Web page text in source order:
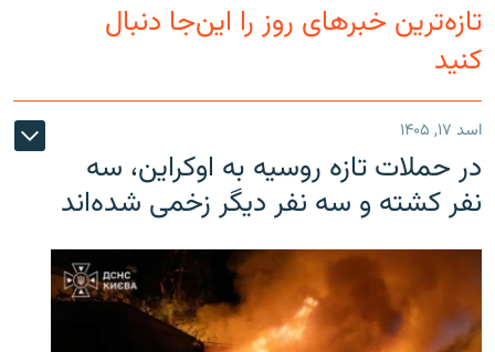
تازه‌ترین خبرهای روز را این‌جا دنبال
کنید
اسد ۱۷, ۱۴۰۵
در حملات تازه روسیه به اوکراین، سه
نفر کشته و سه نفر دیگر زخمی شده‌اند